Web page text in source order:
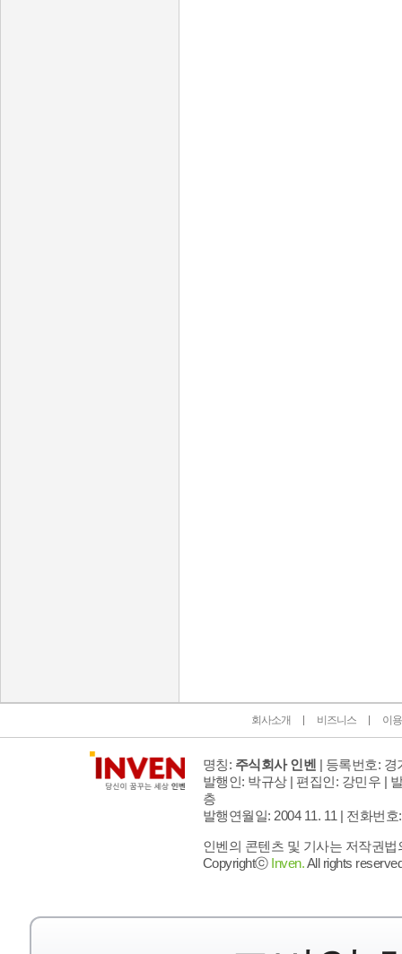
회사소개 비즈니스 이
명칭: 주식회사 인벤 | 등록번호: 경
발행인: 박규상 | 편집인: 강민우 |
층
발행연월일: 2004 11. 11 | 전화번호
인벤의 콘텐츠 및 기사는 저작권
Copyrightⓒ Inven.All rights